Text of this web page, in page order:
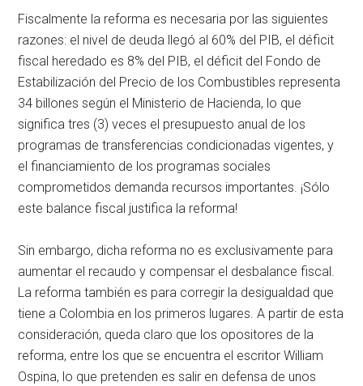
Fiscalmente la reforma es necesaria por las siguientes
razones: el nivel de deuda llegó al 60% del PIB, el déficit
fiscal heredado es 8% del PIB, el déficit del Fondo de
Estabilización del Precio de los Combustibles representa
34 billones según el Ministerio de Hacienda, lo que
significa tres (3) veces el presupuesto anual de los
programas de transferencias condicionadas vigentes, y
el financiamiento de los programas sociales
comprometidos demanda recursos importantes. ¡Sólo
este balance fiscal justifica la reforma!
Sin embargo, dicha reforma no es exclusivamente para
aumentar el recaudo y compensar el desbalance fiscal.
La reforma también es para corregir la desigualdad que
tiene a Colombia en los primeros lugares. A partir de esta
consideración, queda claro que los opositores de la
reforma, entre los que se encuentra el escritor William
Ospina, lo que pretenden es salir en defensa de unos